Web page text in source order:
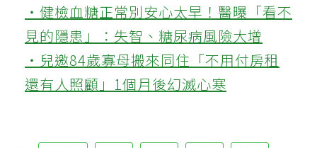
‧健檢血糖正常別安心太早！醫曝「看不
見的隱患」：失智、糖尿病風險大增
‧兒邀84歲寡母搬來同住「不用付房租
還有人照顧」1個月後幻滅心寒